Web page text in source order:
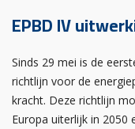
EPBD IV
Sinds 29 mei is de
richtlijn voor de
kracht. Deze richtlijn
Europa uiterlijk in 2050